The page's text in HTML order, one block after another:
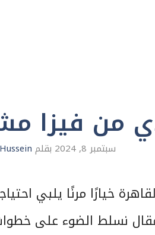
من فيزا
سبتمبر 8, 2024 بقلم
خيارًا مرنًا يلبي
نسلط الضوء على